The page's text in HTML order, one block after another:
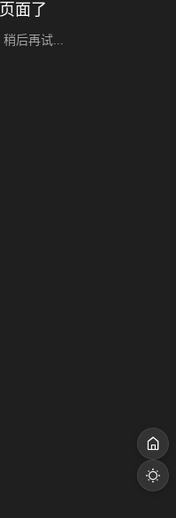
面了
后再试...